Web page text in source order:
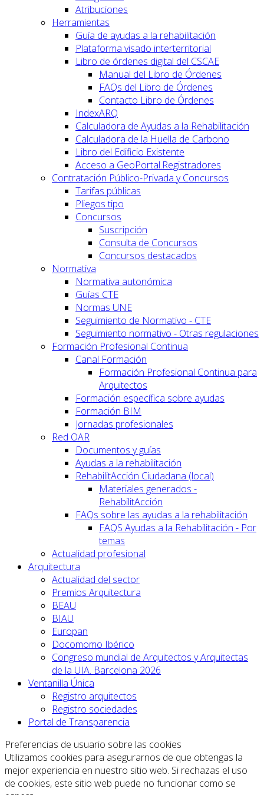
Atribuciones
Herramientas
Guía de ayudas a la rehabilitación
Plataforma visado interterritorial
Libro de órdenes digital del CSCAE
Manual del Libro de Órdenes
FAQs del Libro de Órdenes
Contacto Libro de Órdenes
IndexARQ
Calculadora de Ayudas a la Rehabilitación
Calculadora de la Huella de Carbono
Libro del Edificio Existente
Acceso a GeoPortal.Registradores
Contratación Público-Privada y Concursos
Tarifas públicas
Pliegos tipo
Concursos
Suscripción
Consulta de Concursos
Concursos destacados
Normativa
Normativa autonómica
Guías CTE
Normas UNE
Seguimiento de Normativo - CTE
Seguimiento normativo - Otras regulaciones
Formación Profesional Continua
Canal Formación
Formación Profesional Continua para
Arquitectos
Formación específica sobre ayudas
Formación BIM
Jornadas profesionales
Red OAR
Documentos y guías
Ayudas a la rehabilitación
RehabilitAcción Ciudadana (local)
Materiales generados -
RehabilitAcción
FAQs sobre las ayudas a la rehabilitación
FAQS Ayudas a la Rehabilitación - Por
temas
Actualidad profesional
Arquitectura
Actualidad del sector
Premios Arquitectura
BEAU
BIAU
Europan
Docomomo Ibérico
Congreso mundial de Arquitectos y Arquitectas
de la UIA. Barcelona 2026
Ventanilla Única
Registro arquitectos
Registro sociedades
Portal de Transparencia
Preferencias de usuario sobre las cookies
Utilizamos cookies para asegurarnos de que obtengas la
mejor experiencia en nuestro sitio web. Si rechazas el uso
de cookies, este sitio web puede no funcionar como se